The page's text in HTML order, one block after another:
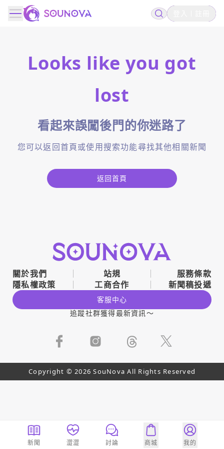
Looks like you got
lost
看起來誤闖後門的你迷路了
您可以返回首頁或使用搜索功能尋找其他相關新聞
返回首頁
關於我們 站規
服務條款
隱私權政策
工商合作 新聞稿投遞
客服中心
追蹤社群獲得最新資訊～
Copyright © 2026 SouNova All Rights Reserved
新聞 澀澀 討論 商城 我的